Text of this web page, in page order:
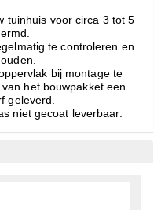
tuinhuis voor circa 3 tot 5
te controleren en
bij montage te
het bouwpakket een
geleverd.
niet gecoat leverbaar.